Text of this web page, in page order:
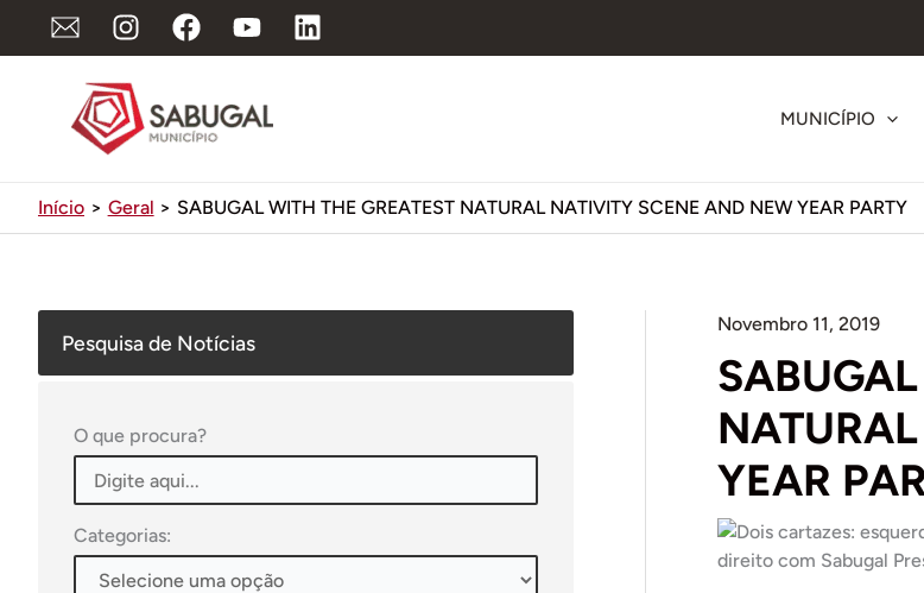
MUNICÍPIO
Início Geral SABUGAL WITH THE GREATEST NATURAL NATIVITY SCENE AND NEW YEAR PARTY
Pesquisa de Notícias
O que procura?
Categorias:
Novembro 11, 2019
YEAR